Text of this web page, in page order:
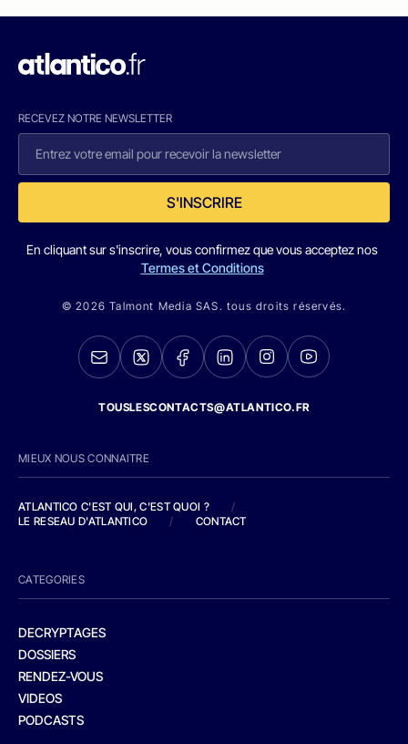
RECEVEZ NOTRE NEWSLETTER
S'INSCRIRE
En cliquant sur s'inscrire, vous confirmez que vous acceptez nos
Termes et Conditions
© 2026 Talmont Media SAS. tous droits réservés.
TOUSLESCONTACTS@ATLANTICO.FR
MIEUX NOUS CONNAITRE
ATLANTICO C'EST QUI, C'EST QUOI ?
/
LE RESEAU D'ATLANTICO
/ CONTACT
CATEGORIES
DECRYPTAGES
DOSSIERS
RENDEZ-VOUS
VIDEOS
PODCASTS